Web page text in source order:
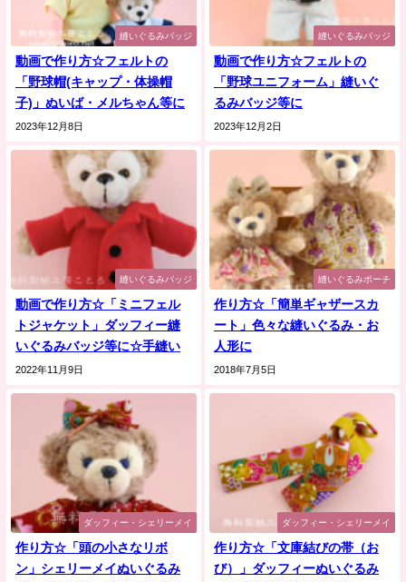
縫いぐるみバッジ
動画で作り方☆フェルトの
「野球帽(キャップ・体操帽
子)」ぬいば・メルちゃん等に
2023年12月8日
縫いぐるみバッジ
動画で作り方☆フェルトの
「野球ユニフォーム」縫いぐ
るみバッジ等に
2023年12月2日
縫いぐるみバッジ
動画で作り方☆「ミニフェル
トジャケット」ダッフィー縫
いぐるみバッジ等に☆手縫い
2022年11月9日
縫いぐるみポーチ
作り方☆「簡単ギャザースカ
ート」色々な縫いぐるみ・お
人形に
2018年7月5日
ダッフィー・シェリーメイ
作り方☆「頭の小さなリボ
ン」シェリーメイぬいぐるみ
ダッフィー・シェリーメイ
作り方☆「文庫結びの帯（お
び）」ダッフィーぬいぐるみ